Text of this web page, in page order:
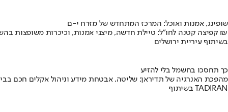
שופינג, אמנות ואוכל: המרכז המתחדש של מזרח י-ם
קפיצה קטנה לחו"ל: טיילת חדשה, מיצגי אמנות, וכיכרות משופצות בהשקעה של 100 מיליון ₪
בשיתוף עיריית ירושלים
כך תחסכו בחשמל בלי להזיע
מהפכת האנרגיה של תדיראן: שליטה, אבטחת מידע וניהול אקלים חכם
בשיתוף TADIRAN